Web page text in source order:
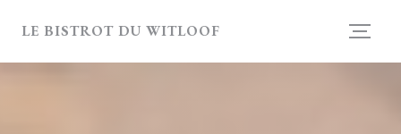
LE BISTROT DU WITLOOF